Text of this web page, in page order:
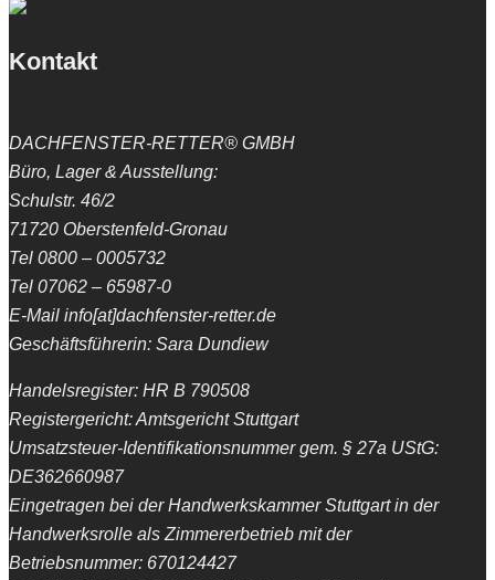
Kontakt
DACHFENSTER-RETTER® GMBH
Büro, Lager & Ausstellung:
Schulstr. 46/2
71720 Oberstenfeld-Gronau
Tel 0800 – 0005732
Tel 07062 – 65987-0
E-Mail info[at]dachfenster-retter.de
Geschäftsführerin: Sara Dundiew
Handelsregister: HR B 790508
Registergericht: Amtsgericht Stuttgart
Umsatzsteuer-Identifikationsnummer gem. § 27a UStG:
DE362660987
Eingetragen bei der Handwerkskammer Stuttgart in der
Handwerksrolle als Zimmererbetrieb mit der
Betriebsnummer: 670124427